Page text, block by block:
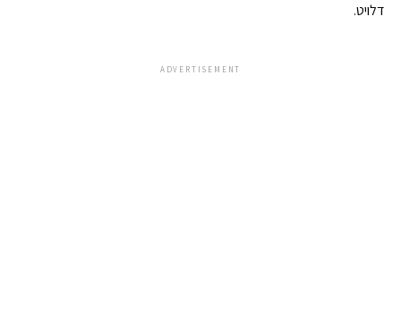
דלויט.
ADVERTISEMENT